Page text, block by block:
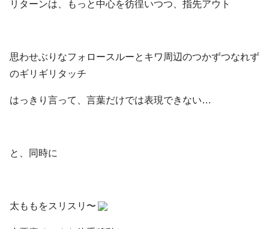
リターンは、もっと中心を彷徨いつつ、指先アウト
思わせぶりなフォロースルーとキワ周辺のつかずつなれず
のギリギリタッチ
はっきり言って、言葉だけでは表現できない…
と、同時に
太ももをスリスリ〜